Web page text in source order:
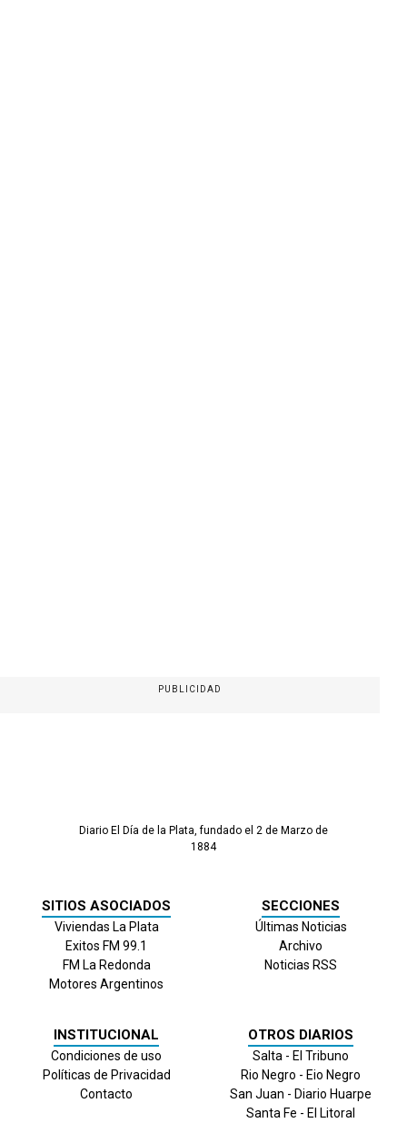
PUBLICIDAD
Diario El Día de la Plata, fundado el 2 de Marzo de
1884
SITIOS ASOCIADOS
Viviendas La Plata
Exitos FM 99.1
FM La Redonda
Motores Argentinos
SECCIONES
Últimas Noticias
Archivo
Noticias RSS
INSTITUCIONAL
Condiciones de uso
Políticas de Privacidad
Contacto
OTROS DIARIOS
Salta - El Tribuno
Rio Negro - Eio Negro
San Juan - Diario Huarpe
Santa Fe - El Litoral